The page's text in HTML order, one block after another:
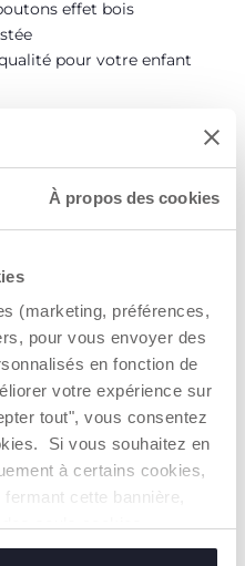
À propos des cookies
(marketing, préférences,
pour vous envoyer des
en fonction de
votre expérience sur
tout", vous consentez
Si vous souhaitez en
à certains cookies,
cette bannière,
au service demandé.
effet bois
pour votre enfant